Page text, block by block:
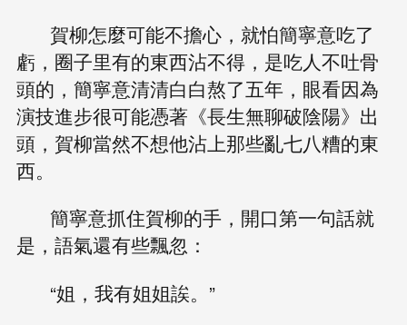
賀柳怎麼可能不擔心，就怕簡寧意吃了
虧，圈子里有的東西沾不得，是吃人不吐骨
頭的，簡寧意清清白白熬了五年，眼看因為
演技進步很可能憑著《長生無聊破陰陽》出
頭，賀柳當然不想他沾上那些亂七八糟的東
西。
簡寧意抓住賀柳的手，開口第一句話就
是，語氣還有些飄忽：
“姐，我有姐姐誒。”